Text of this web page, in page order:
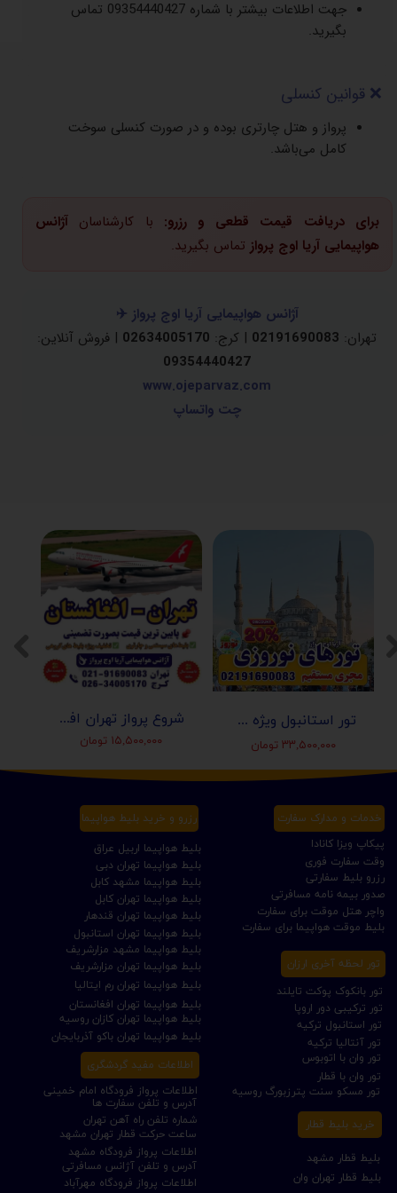
جهت اطلاعات بیشتر با شماره 09354440427 تماس
بگیرید.
❌ قوانین کنسلی
پرواز و هتل چارتری بوده و در صورت کنسلی سوخت
کامل می‌باشد.
برای دریافت قیمت قطعی و رزرو: با کارشناسان آژانس
هواپیمایی آریا اوج پرواز تماس بگیرید.
آژانس هواپیمایی آریا اوج پرواز ✈️
تهران: 02191690083 | کرج: 02634005170 | فروش آنلاین:
09354440427
www.ojeparvaz.com
چت واتساپ
شروع پرواز تهران افغانستان (کابل-مزارشریف-هرات-قندهار)
۱۵,۵۰۰,۰۰۰ تومان
تور استانبول ویژه عید نوروز 1405 | مجری مستقیم ✈️
۳۳,۵۰۰,۰۰۰ تومان
تور ترکیبی دور اروپا
رزرو بلیط سفارتی
پیکاپ ویزا کانادا
بلیط هواپیما تهران کابل
بلیط هواپیما تهران مزارشریف
بلیط هواپیما مشهد کابل
بلیط هواپیما تهران قندهار
بلیط هواپیما تهران افغانستان
بلیط هواپیما مشهد مزارشریف
بلیط قطار تهران وان
بلیط قطار مشهد
بلیط موقت هواپیما برای سفارت
واچر هتل موقت برای سفارت
بلیط هواپیما تهران رم ایتالیا
اطلاعات پرواز فرودگاه امام خمینی
بلیط هواپیما تهران دبی
بلیط هواپیما تهران باکو آذربایجان
بلیط هواپیما تهران استانبول
بلیط هواپیما تهران کازان روسیه
بلیط هواپیما اربیل عراق
صدور بیمه نامه مسافرتی
تور آنتالیا ترکیه
تور استانبول ترکیه
تور مسکو سنت پترزبورگ روسیه
تور وان با قطار
تور بانکوک پوکت تایلند
تور وان با اتوبوس
ساعت حرکت قطار تهران مشهد
خرید بلیط قطار
خدمات و مدارک سفارت رزرو و خرید بلیط هواپیما
تور لحظه آخری ارزان
شماره تلفن راه آهن تهران
وقت سفارت فوری
اطلاعات پرواز فرودگاه مهرآباد
اطلاعات پرواز فرودگاه مشهد
آدرس و تلفن سفارت ها
آدرس و تلفن آژانس مسافرتی
اطلاعات مفید گردشگری